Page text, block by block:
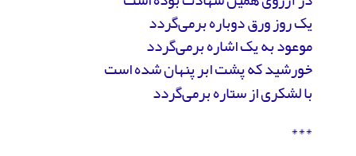
یک روز ورق دوباره برمی‌گردد
موعود به یک اشاره بر‌می‌گردد
خورشید که پشت ابر پنهان شده است
با لشکری از ستاره برمی‌گردد
***